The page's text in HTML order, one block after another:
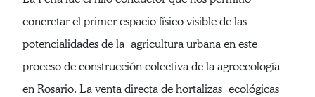
concretar el primer espacio físico visible de las
potencialidades de la agricultura urbana en este
proceso de construcción colectiva de la agroecología
en Rosario. La venta directa de hortalizas ecológicas